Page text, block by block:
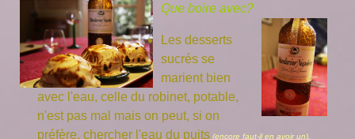
Que boire avec?
Les desserts
sucrés se
marient bien
avec l'eau, celle du robinet, potable,
n'est pas mal mais on peut, si on
préfère, chercher l'eau du puits (encore faut-il en avoir un).